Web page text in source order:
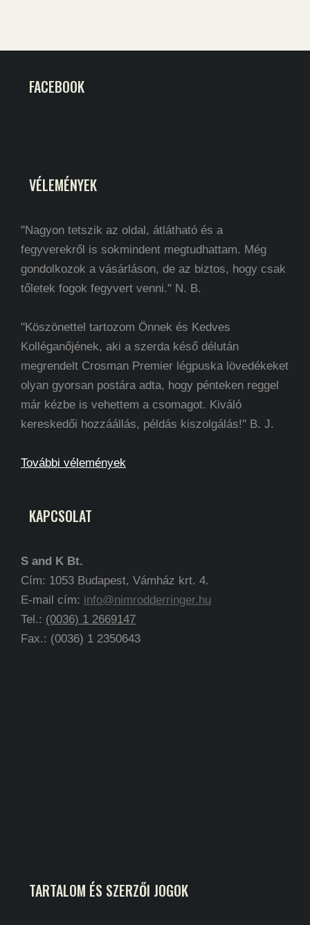
FACEBOOK
VÉLEMÉNYEK
"Nagyon tetszik az oldal, átlátható és a
fegyverekről is sokmindent megtudhattam. Még
gondolkozok a vásárláson, de az biztos, hogy csak
tőletek fogok fegyvert venni." N. B.
"Köszönettel tartozom Önnek és Kedves
Kolléganőjének, aki a szerda késő délután
megrendelt Crosman Premier légpuska lövedékeket
olyan gyorsan postára adta, hogy pénteken reggel
már kézbe is vehettem a csomagot. Kiváló
kereskedői hozzáállás, példás kiszolgálás!" B. J.
További vélemények
KAPCSOLAT
S and K Bt.
Cím: 1053 Budapest, Vámház krt. 4.
E-mail cím: info@nimrodderringer.hu
Tel.: (0036) 1 2669147
Fax.: (0036) 1 2350643
TARTALOM ÉS SZERZŐI JOGOK